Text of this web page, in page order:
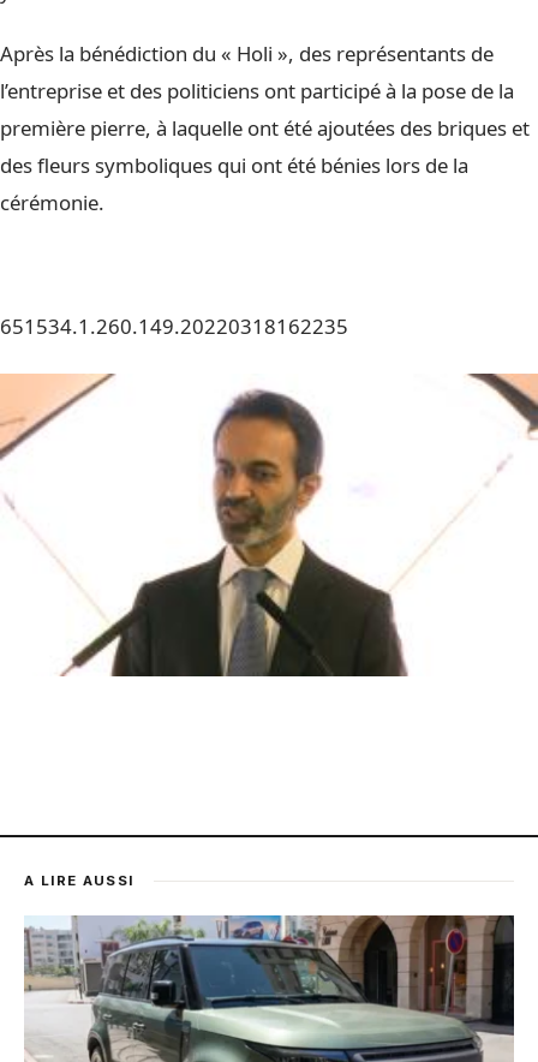
Après la bénédiction du « Holi », des représentants de
l’entreprise et des politiciens ont participé à la pose de la
première pierre, à laquelle ont été ajoutées des briques et
des fleurs symboliques qui ont été bénies lors de la
cérémonie.
651534.1.260.149.20220318162235
A LIRE AUSSI